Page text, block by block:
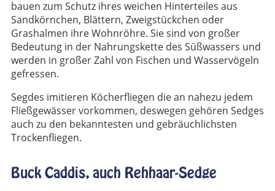
bauen zum Schutz ihres weichen Hinterteiles aus
Sandkörnchen, Blättern, Zweigstückchen oder
Grashalmen ihre Wohnröhre. Sie sind von großer
Bedeutung in der Nahrungskette des Süßwassers und
werden in großer Zahl von Fischen und Wasservögeln
gefressen.
Segdes imitieren Köcherfliegen die an nahezu jedem
Fließgewässer vorkommen, deswegen gehören Sedges
auch zu den bekanntesten und gebräuchlichsten
Trockenfliegen.
Buck Caddis, auch Rehhaar-Sedge